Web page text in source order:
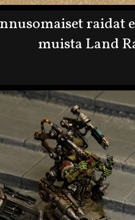
raidat
muista Land